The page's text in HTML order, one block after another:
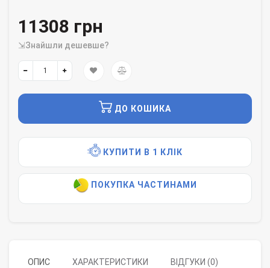
11308 грн
⇲Знайшли дешевше?
ДО КОШИКА
КУПИТИ В 1 КЛІК
ПОКУПКА ЧАСТИНАМИ
ОПИС ХАРАКТЕРИСТИКИ ВІДГУКИ (0)